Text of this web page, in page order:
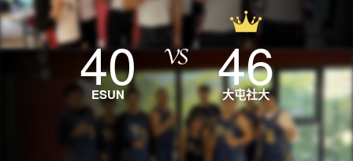
40
ESUN 46
大屯社大